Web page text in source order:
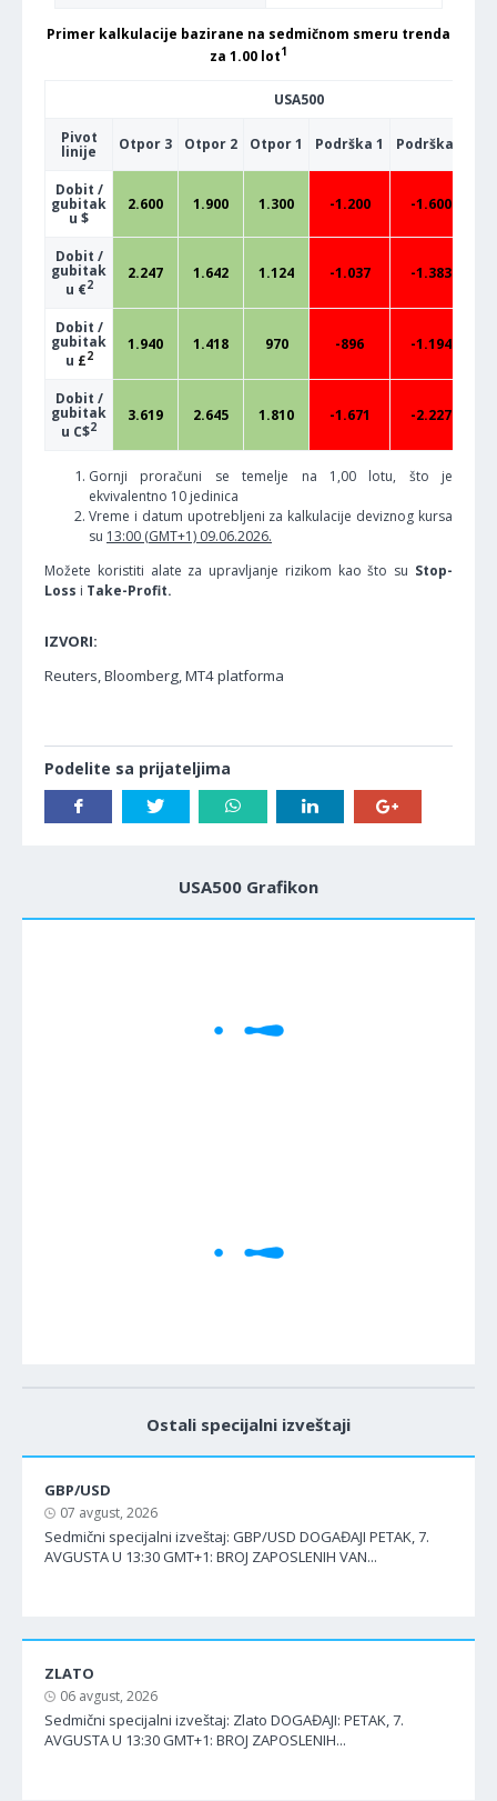
Primer kalkulacije bazirane na sedmičnom smeru trenda
za 1.00 lot1
USA500
Pivot
linije Otpor 3 Otpor 2 Otpor 1 Podrška 1 Podrška 2
Dobit /
gubitak
u $
2.600 1.900 1.300 -1.200 -1.600
Dobit /
gubitak
u €2
2.247 1.642 1.124 -1.037 -1.383
Dobit /
gubitak
u £2
1.940 1.418 970 -896 -1.194
Dobit /
gubitak
u C$2
3.619 2.645 1.810 -1.671 -2.227
Gornji proračuni se temelje na 1,00 lotu, što je
ekvivalentno 10 jedinica
Vreme i datum upotrebljeni za kalkulacije deviznog kursa
su 13:00 (GMT+1) 09.06.2026.
Možete koristiti alate za upravljanje rizikom kao što su Stop-
Loss i Take-Profit.
IZVORI:
Reuters, Bloomberg, MT4 platforma
Podelite sa prijateljima
USA500 Grafikon
Ostali specijalni izveštaji
GBP/USD
07 avgust, 2026
Sedmični specijalni izveštaj: GBP/USD DOGAĐAJI PETAK, 7.
AVGUSTA U 13:30 GMT+1: BROJ ZAPOSLENIH VAN...
ZLATO
06 avgust, 2026
Sedmični specijalni izveštaj: Zlato DOGAĐAJI: PETAK, 7.
AVGUSTA U 13:30 GMT+1: BROJ ZAPOSLENIH...